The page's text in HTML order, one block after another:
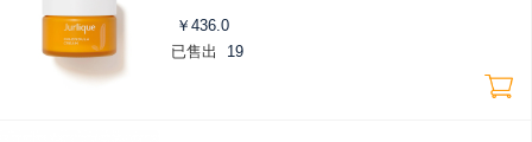
￥ 436.0
已售出
19